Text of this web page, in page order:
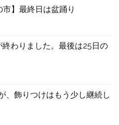
】最終日は盆踊り
わりました。最後は25日の
、飾りつけはもう少し継続し